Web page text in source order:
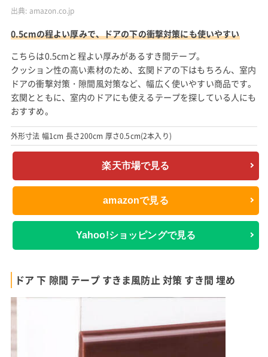
出典: amazon.co.jp
0.5cmの程よい厚みで、ドアの下の衝撃対策にも使いやすい
こちらは0.5cmと程よい厚みがあるすき間テープ。
クッション性の高い素材のため、玄関ドアの下はもちろん、室内
ドアの衝撃対策・隙間風対策など、幅広く使いやすい商品です。
玄関とともに、室内のドアにも使えるテープを探している人にも
おすすめ。
外形寸法 幅1cm 長さ200cm 厚さ0.5cm(2本入り)
楽天市場で見る
amazonで見る
Yahoo!ショッピングで見る
ドア 下 隙間 テープ すきま風防止 対策 すき間 埋め